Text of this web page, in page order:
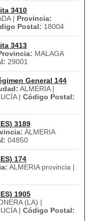
3410
| Provincia:
Postal: 18004
3413
MALAGA
29001
General 144
ALMERIA |
| Código Postal:
3189
ALMERIA
04850
174
ALMERIA provincia |
1905
(LA) |
| Código Postal: